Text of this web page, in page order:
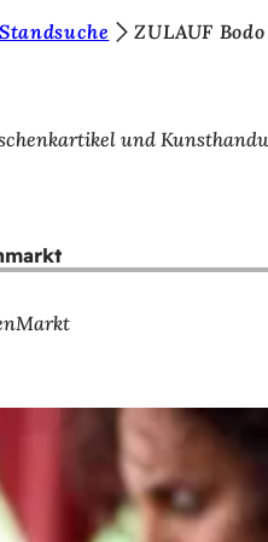
Standsuche
ZULAUF Bodo
und